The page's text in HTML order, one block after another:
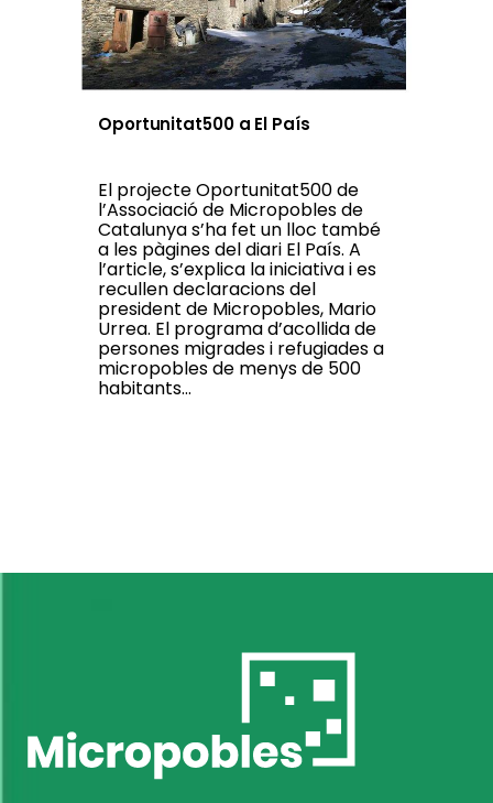
Oportunitat500 a El País
El projecte Oportunitat500 de
l’Associació de Micropobles de
Catalunya s’ha fet un lloc també
a les pàgines del diari El País. A
l’article, s’explica la iniciativa i es
recullen declaracions del
president de Micropobles, Mario
Urrea. El programa d’acollida de
persones migrades i refugiades a
micropobles de menys de 500
habitants...